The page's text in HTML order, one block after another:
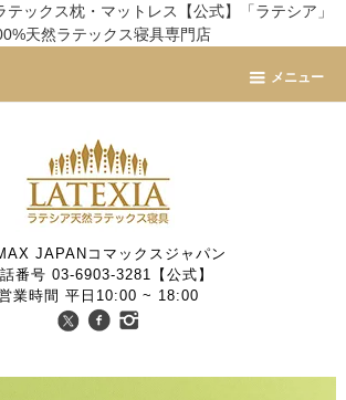
テックス枕・マットレス【公式】「ラテシア」
天然ラテックス寝具専門店
メニュー
JAPANコマックスジャパン
番号 03-6903-3281【公式】
業時間 平日10:00 ~ 18:00